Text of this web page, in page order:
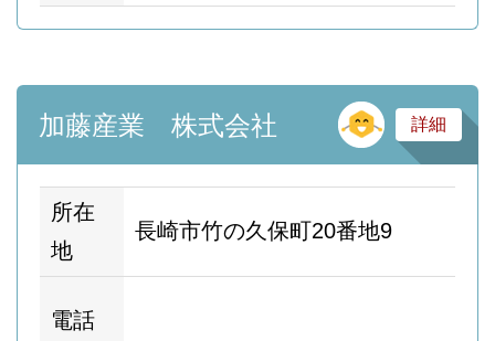
加藤産業 株式会社 そ
詳細
所在
地
長崎市竹の久保町20番地9
電話